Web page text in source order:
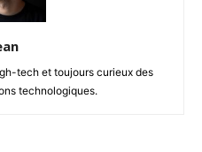
tech et toujours curieux des
technologiques.